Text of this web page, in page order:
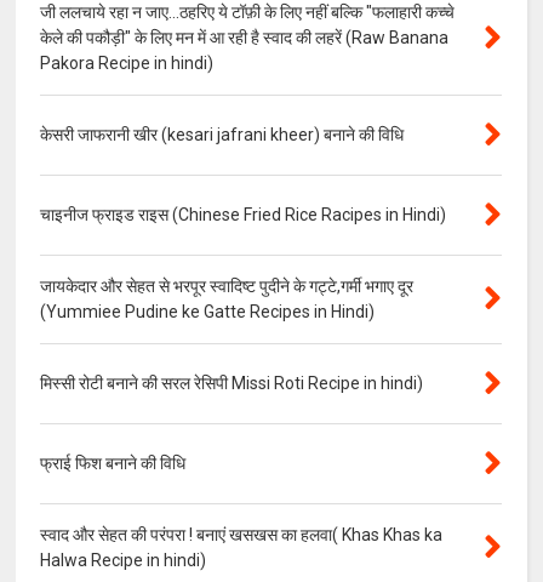
जी ललचाये रहा न जाए...ठहरिए ये टॉफ़ी के लिए नहीं बल्कि "फलाहारी कच्चे
केले की पकौड़ी" के लिए मन में आ रही है स्वाद की लहरें (Raw Banana
Pakora Recipe in hindi)
केसरी जाफरानी खीर (kesari jafrani kheer) बनाने की विधि
चाइनीज फ्राइड राइस (Chinese Fried Rice Racipes in Hindi)
जायकेदार और सेहत से भरपूर स्वादिष्ट पुदीने के गट्टे,गर्मी भगाए दूर
(Yummiee Pudine ke Gatte Recipes in Hindi)
मिस्सी रोटी बनाने की सरल रेसिपी Missi Roti Recipe in hindi)
फ्राई फिश बनाने की विधि
स्वाद और सेहत की परंपरा ! बनाएं खसखस का हलवा( Khas Khas ka
Halwa Recipe in hindi)